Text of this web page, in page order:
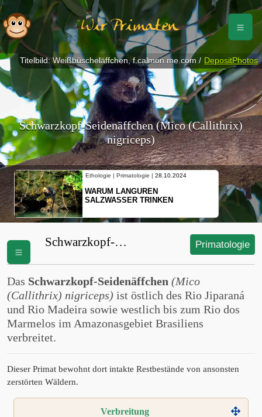
Wir Primaten
Schwarzkopf-Seidenäffchen (Mico (Callithrix)
nigriceps)
Ethologie | Primatologie | 28.10.2024
WARUM LANGUREN
SALZWASSER TRINKEN
Titelbild: Weißbüscheläffchen, f.calmon.me.com / DepositPhotos
Schwarzkopf-
Primatologie
Das Schwarzkopf-Seidenäffchen (Mico
(Callithrix) nigriceps) ist östlich des Rio Jiparaná
und Rio Madeira sowie westlich bis zum Rio dos
Marmelos im Amazonasgebiet Brasiliens
verbreitet.
Dieser Primat bewohnt dort intakte Restbestände von ansonsten
zerstörten Wäldern.
Verbreitung